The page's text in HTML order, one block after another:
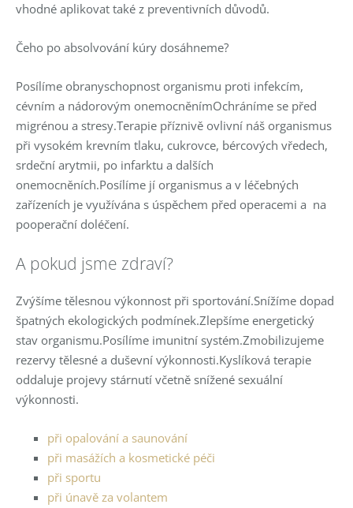
vhodné aplikovat také z preventivních důvodů.
Čeho po absolvování kúry dosáhneme?
Posílíme obranyschopnost organismu proti infekcím,
cévním a nádorovým onemocněnímOchráníme se před
migrénou a stresy.Terapie příznivě ovlivní náš organismus
při vysokém krevním tlaku, cukrovce, bércových vředech,
srdeční arytmii, po infarktu a dalších
onemocněních.Posílíme jí organismus a v léčebných
zařízeních je využívána s úspěchem před operacemi a na
pooperační doléčení.
A pokud jsme zdraví?
Zvýšíme tělesnou výkonnost při sportování.Snížíme dopad
špatných ekologických podmínek.Zlepšíme energetický
stav organismu.Posílíme imunitní systém.Zmobilizujeme
rezervy tělesné a duševní výkonnosti.Kyslíková terapie
oddaluje projevy stárnutí včetně snížené sexuální
výkonnosti.
při opalování a saunování
při masážích a kosmetické péči
při sportu
při únavě za volantem